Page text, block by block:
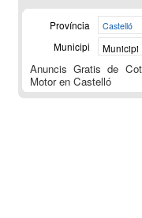
Província Castelló
Municipi Municipi
Anuncis Gratis de
Motor en Castelló